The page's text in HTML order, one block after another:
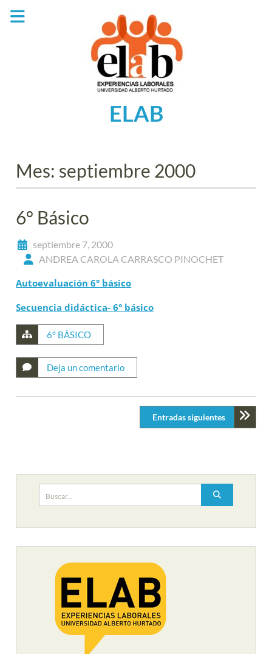
ELAB
Mes: septiembre 2000
6° Básico
septiembre 7, 2000
ANDREA CAROLA CARRASCO PINOCHET
Autoevaluación 6° básico
Secuencia didáctica- 6° básico
6° BÁSICO
Deja un comentario
Entradas siguientes